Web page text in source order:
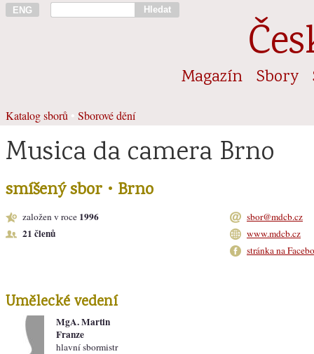
ENG Hledat
Magazín Sbory
Katalog sborů Sborové dění
Musica da camera Brno
smíšený sbor • Brno
založen v roce 1996
21 členů
sbor@mdcb.cz
www.mdcb.cz
stránka na
Umělecké vedení
MgA. Martin
Franze
hlavní sbormistr